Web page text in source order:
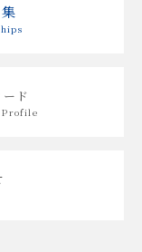
ド
Profile